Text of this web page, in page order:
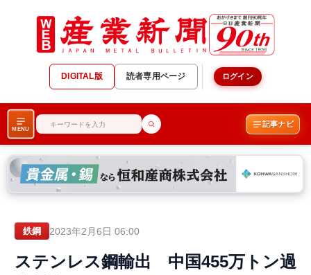
DIGITAL版 読者専用ページ ログイン
MENU
記事ナビ
鉄鋼 2023年2月6日 06:00
ステンレス鋼輸出 中国455万トン過